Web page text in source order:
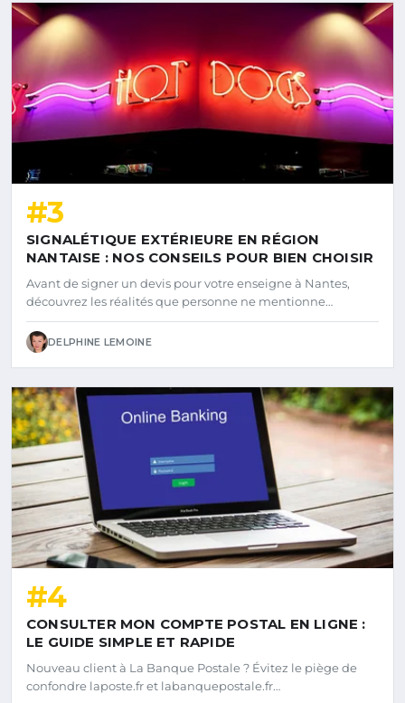
#3
SIGNALÉTIQUE EXTÉRIEURE EN RÉGION
NANTAISE : NOS CONSEILS POUR BIEN CHOISIR
Avant de signer un devis pour votre enseigne à Nantes,
découvrez les réalités que personne ne mentionne…
DELPHINE LEMOINE
#4
CONSULTER MON COMPTE POSTAL EN LIGNE :
LE GUIDE SIMPLE ET RAPIDE
Nouveau client à La Banque Postale ? Évitez le piège de
confondre laposte.fr et labanquepostale.fr…